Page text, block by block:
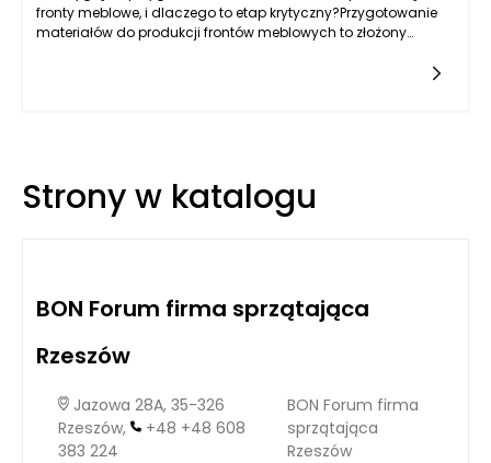
fronty meblowe, i dlaczego to etap krytyczny?Przygotowanie
materiałów do produkcji frontów meblowych to złożony
Strony w katalogu
BON Forum firma sprzątająca
Rzeszów
Jazowa 28A, 35-326
Rzeszów,
+48 +48 608
383 224
BON Forum firma
sprzątająca
Rzeszów